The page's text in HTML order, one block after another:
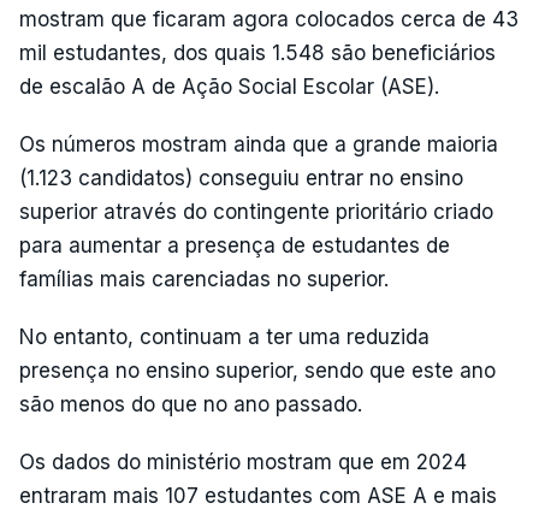
mostram que ficaram agora colocados cerca de 43
mil estudantes, dos quais 1.548 são beneficiários
de escalão A de Ação Social Escolar (ASE).
Os números mostram ainda que a grande maioria
(1.123 candidatos) conseguiu entrar no ensino
superior através do contingente prioritário criado
para aumentar a presença de estudantes de
famílias mais carenciadas no superior.
No entanto, continuam a ter uma reduzida
presença no ensino superior, sendo que este ano
são menos do que no ano passado.
Os dados do ministério mostram que em 2024
entraram mais 107 estudantes com ASE A e mais